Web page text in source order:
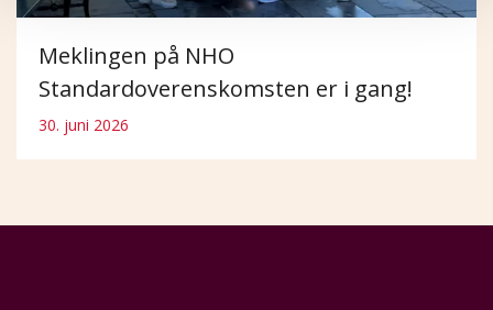
Meklingen på NHO
Standardoverenskomsten er i gang!
30. juni 2026